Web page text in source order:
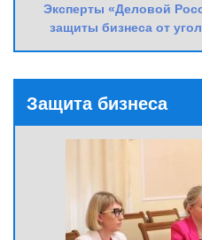
Эксперты «Деловой
защиты бизнеса от
Защита бизнеса